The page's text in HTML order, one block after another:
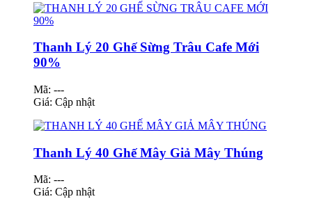
Thanh Lý 20 Ghế Sừng Trâu Cafe Mới
90%
Mã: ---
Giá: Cập nhật
Thanh Lý 40 Ghế Mây Giả Mây Thúng
Mã: ---
Giá: Cập nhật